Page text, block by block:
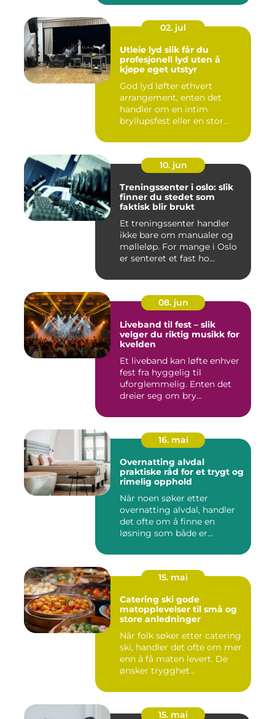
02. jul
Utleie lyd slik får du
profesjonell lyd uten å
kjøpe eget utstyr
God lyd løfter ethvert
arrangement, enten det
handler om en intim
bryllupsfest eller en stor
10. jun
Treningssenter i oslo: slik
finner du stedet som
faktisk blir brukt
Et treningssenter handler
ikke bare om manualer og
mølleløp. For mange i Oslo
er senteret et fast ho...
08. jun
Liveband til fest – slik
velger du riktig musikk for
kvelden
Et liveband kan løfte enhver
fest fra hyggelig til
uforglemmelig. Enten det
dreier seg om bry...
16. mai
Overnatting alvdal
praktiske råd for et trygt og
rimelig opphold
Når noen søker etter
overnatting alvdal, handler
det ofte om å finne en
løsning som både er
15. mai
Catering ski gode
matopplevelser til små og
store anledninger
Når folk søker etter catering
ski, handler det ofte om mer
enn å få maten levert. De
ønsker trygghet...
15. mai